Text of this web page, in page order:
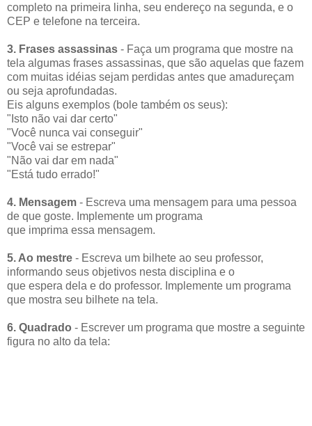
completo na primeira linha, seu endereço na segunda, e o
CEP e telefone na terceira.
3. Frases assassinas - Faça um programa que mostre na
tela algumas frases assassinas, que são aquelas que fazem
com muitas idéias sejam perdidas antes que amadureçam
ou seja aprofundadas.
Eis alguns exemplos (bole também os seus):
"Isto não vai dar certo"
"Você nunca vai conseguir"
"Você vai se estrepar"
"Não vai dar em nada"
"Está tudo errado!"
4. Mensagem - Escreva uma mensagem para uma pessoa
de que goste. Implemente um programa
que imprima essa mensagem.
5. Ao mestre - Escreva um bilhete ao seu professor,
informando seus objetivos nesta disciplina e o
que espera dela e do professor. Implemente um programa
que mostra seu bilhete na tela.
6. Quadrado - Escrever um programa que mostre a seguinte
figura no alto da tela: